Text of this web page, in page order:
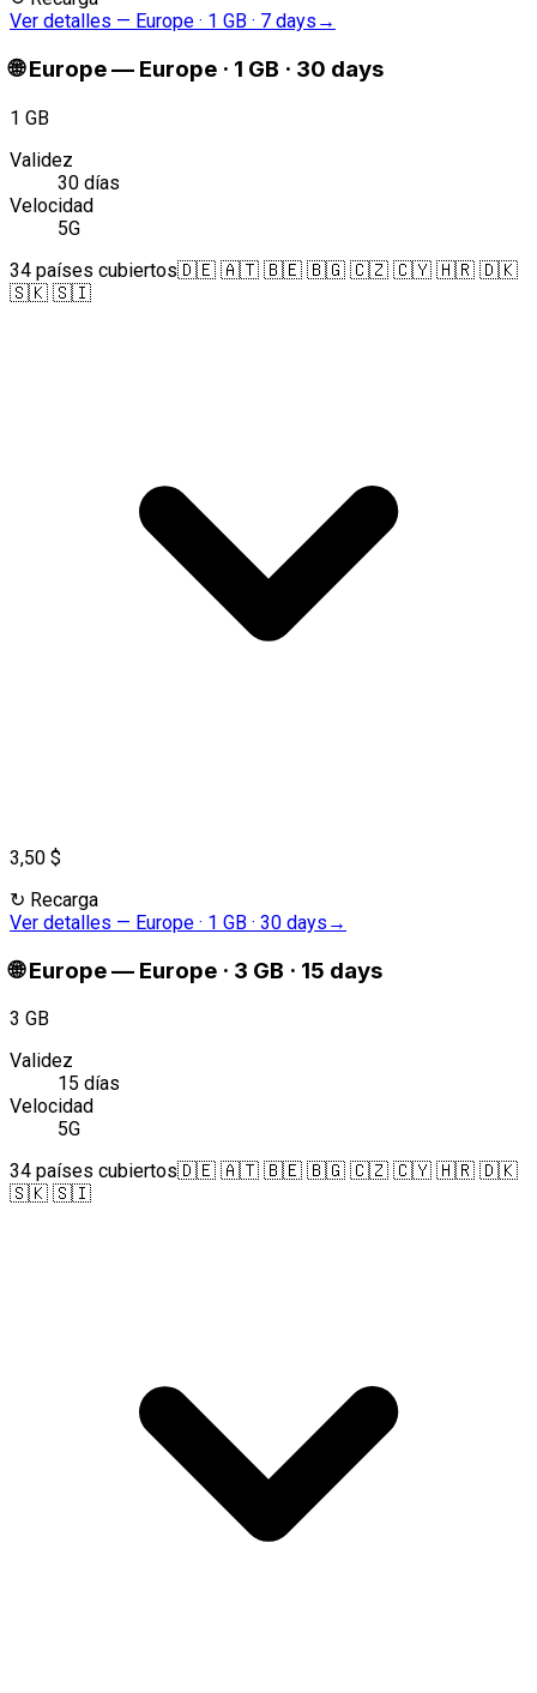
Ver detalles — Europe · 1 GB · 7 days →
🌐 Europe— Europe · 1 GB · 30 days
1 GB
Validez
30 días
Velocidad
5G
34 países cubiertos🇩🇪 🇦🇹 🇧🇪 🇧🇬 🇨🇿 🇨🇾 🇭🇷 🇩🇰
🇸🇰 🇸🇮
3,50 $
↻ Recarga
Ver detalles — Europe · 1 GB · 30 days →
🌐 Europe— Europe · 3 GB · 15 days
3 GB
Validez
15 días
Velocidad
5G
34 países cubiertos🇩🇪 🇦🇹 🇧🇪 🇧🇬 🇨🇿 🇨🇾 🇭🇷 🇩🇰
🇸🇰 🇸🇮